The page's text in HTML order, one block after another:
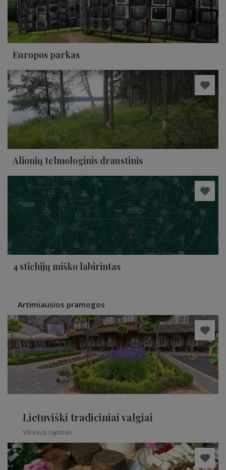
Europos parkas
Alionių telmologinis draustinis
4 stichijų miško labirintas
Artimiausios pramogos
Lietuviški tradiciniai valgiai
Vilniaus rajonas